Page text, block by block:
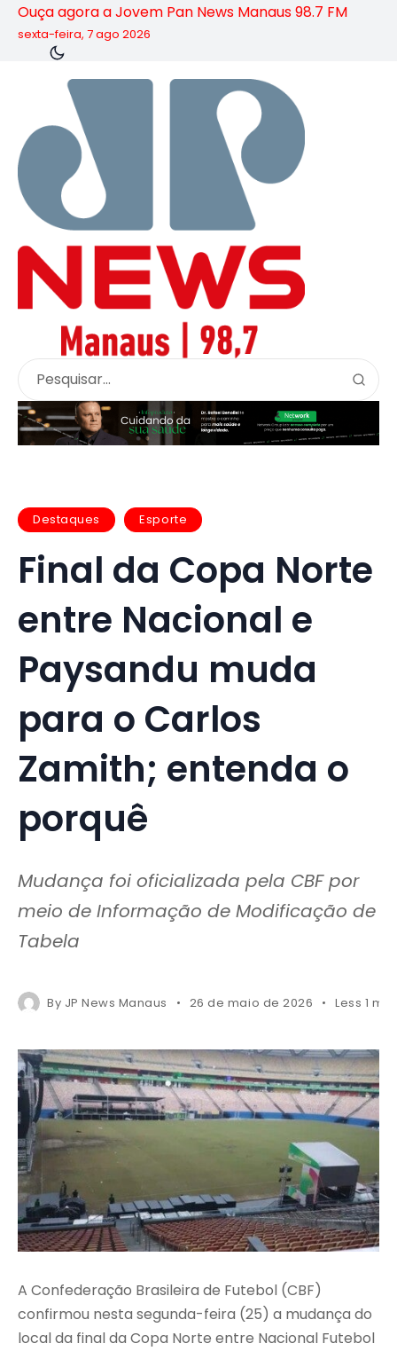
Ouça agora a Jovem Pan News Manaus 98.7 FM
sexta-feira, 7 ago 2026
Destaques Esporte
Final da Copa Norte
entre Nacional e
Paysandu muda
para o Carlos
Zamith; entenda o
porquê
Mudança foi oficializada pela CBF por
meio de Informação de Modificação de
Tabela
By JP News Manaus 26 de maio de 2026 Less 1
A Confederação Brasileira de Futebol (CBF)
confirmou nesta segunda-feira (25) a mudança do
local da final da Copa Norte entre Nacional Futebol